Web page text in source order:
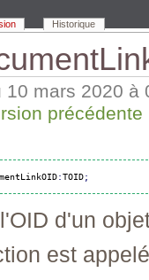
10 mars 2020 à
précédente
:TOID;
d'un
est
Historique